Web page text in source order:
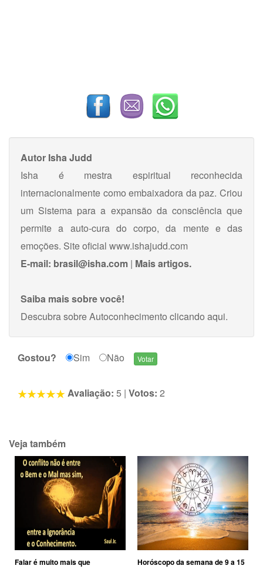
Autor Isha Judd
Isha é mestra espiritual reconhecida
internacionalmente como embaixadora da paz. Criou
um Sistema para a expansão da consciência que
permite a auto-cura do corpo, da mente e das
emoções. Site oficial www.ishajudd.com
E-mail: brasil@isha.com | Mais artigos.
Saiba mais sobre você!
Descubra sobre Autoconhecimento clicando aqui.
Gostou? Sim Não
Avaliação: 5 | Votos: 2
Veja também
Falar é muito mais que
Horóscopo da semana de 9 a 15